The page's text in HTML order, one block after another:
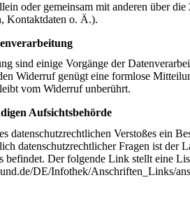
oder gemeinsam mit anderen über
Kontaktdaten o. Ä.).
sind einige Vorgänge der
Widerruf genügt eine formlose
vom Widerruf unberührt.
Aufsichtsbehörde
datenschutzrechtlichen Verstoßes ein
datenschutzrechtlicher Fragen ist der
befindet. Der folgende Link stellt eine
DE/Infothek/Anschriften_Links/